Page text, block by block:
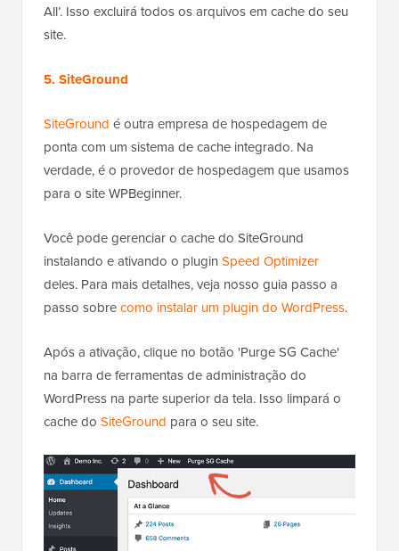
All’. Isso excluirá todos os arquivos em cache do seu
site.
5. SiteGround
SiteGround é outra empresa de hospedagem de
ponta com um sistema de cache integrado. Na
verdade, é o provedor de hospedagem que usamos
para o site WPBeginner.
Você pode gerenciar o cache do SiteGround
instalando e ativando o plugin Speed Optimizer
deles. Para mais detalhes, veja nosso guia passo a
passo sobrecomo instalar um plugin do WordPress.
Após a ativação, clique no botão 'Purge SG Cache'
na barra de ferramentas de administração do
WordPress na parte superior da tela. Isso limpará o
cache do SiteGround para o seu site.